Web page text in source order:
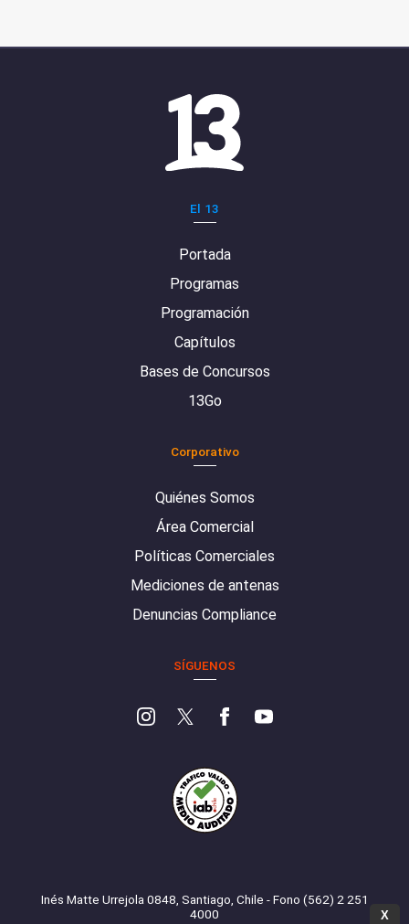
El 13
Portada
Programas
Programación
Capítulos
Bases de Concursos
13Go
Corporativo
Quiénes Somos
Área Comercial
Políticas Comerciales
Mediciones de antenas
Denuncias Compliance
SÍGUENOS
Inés Matte Urrejola 0848, Santiago, Chile - Fono (562) 2 251
4000
X